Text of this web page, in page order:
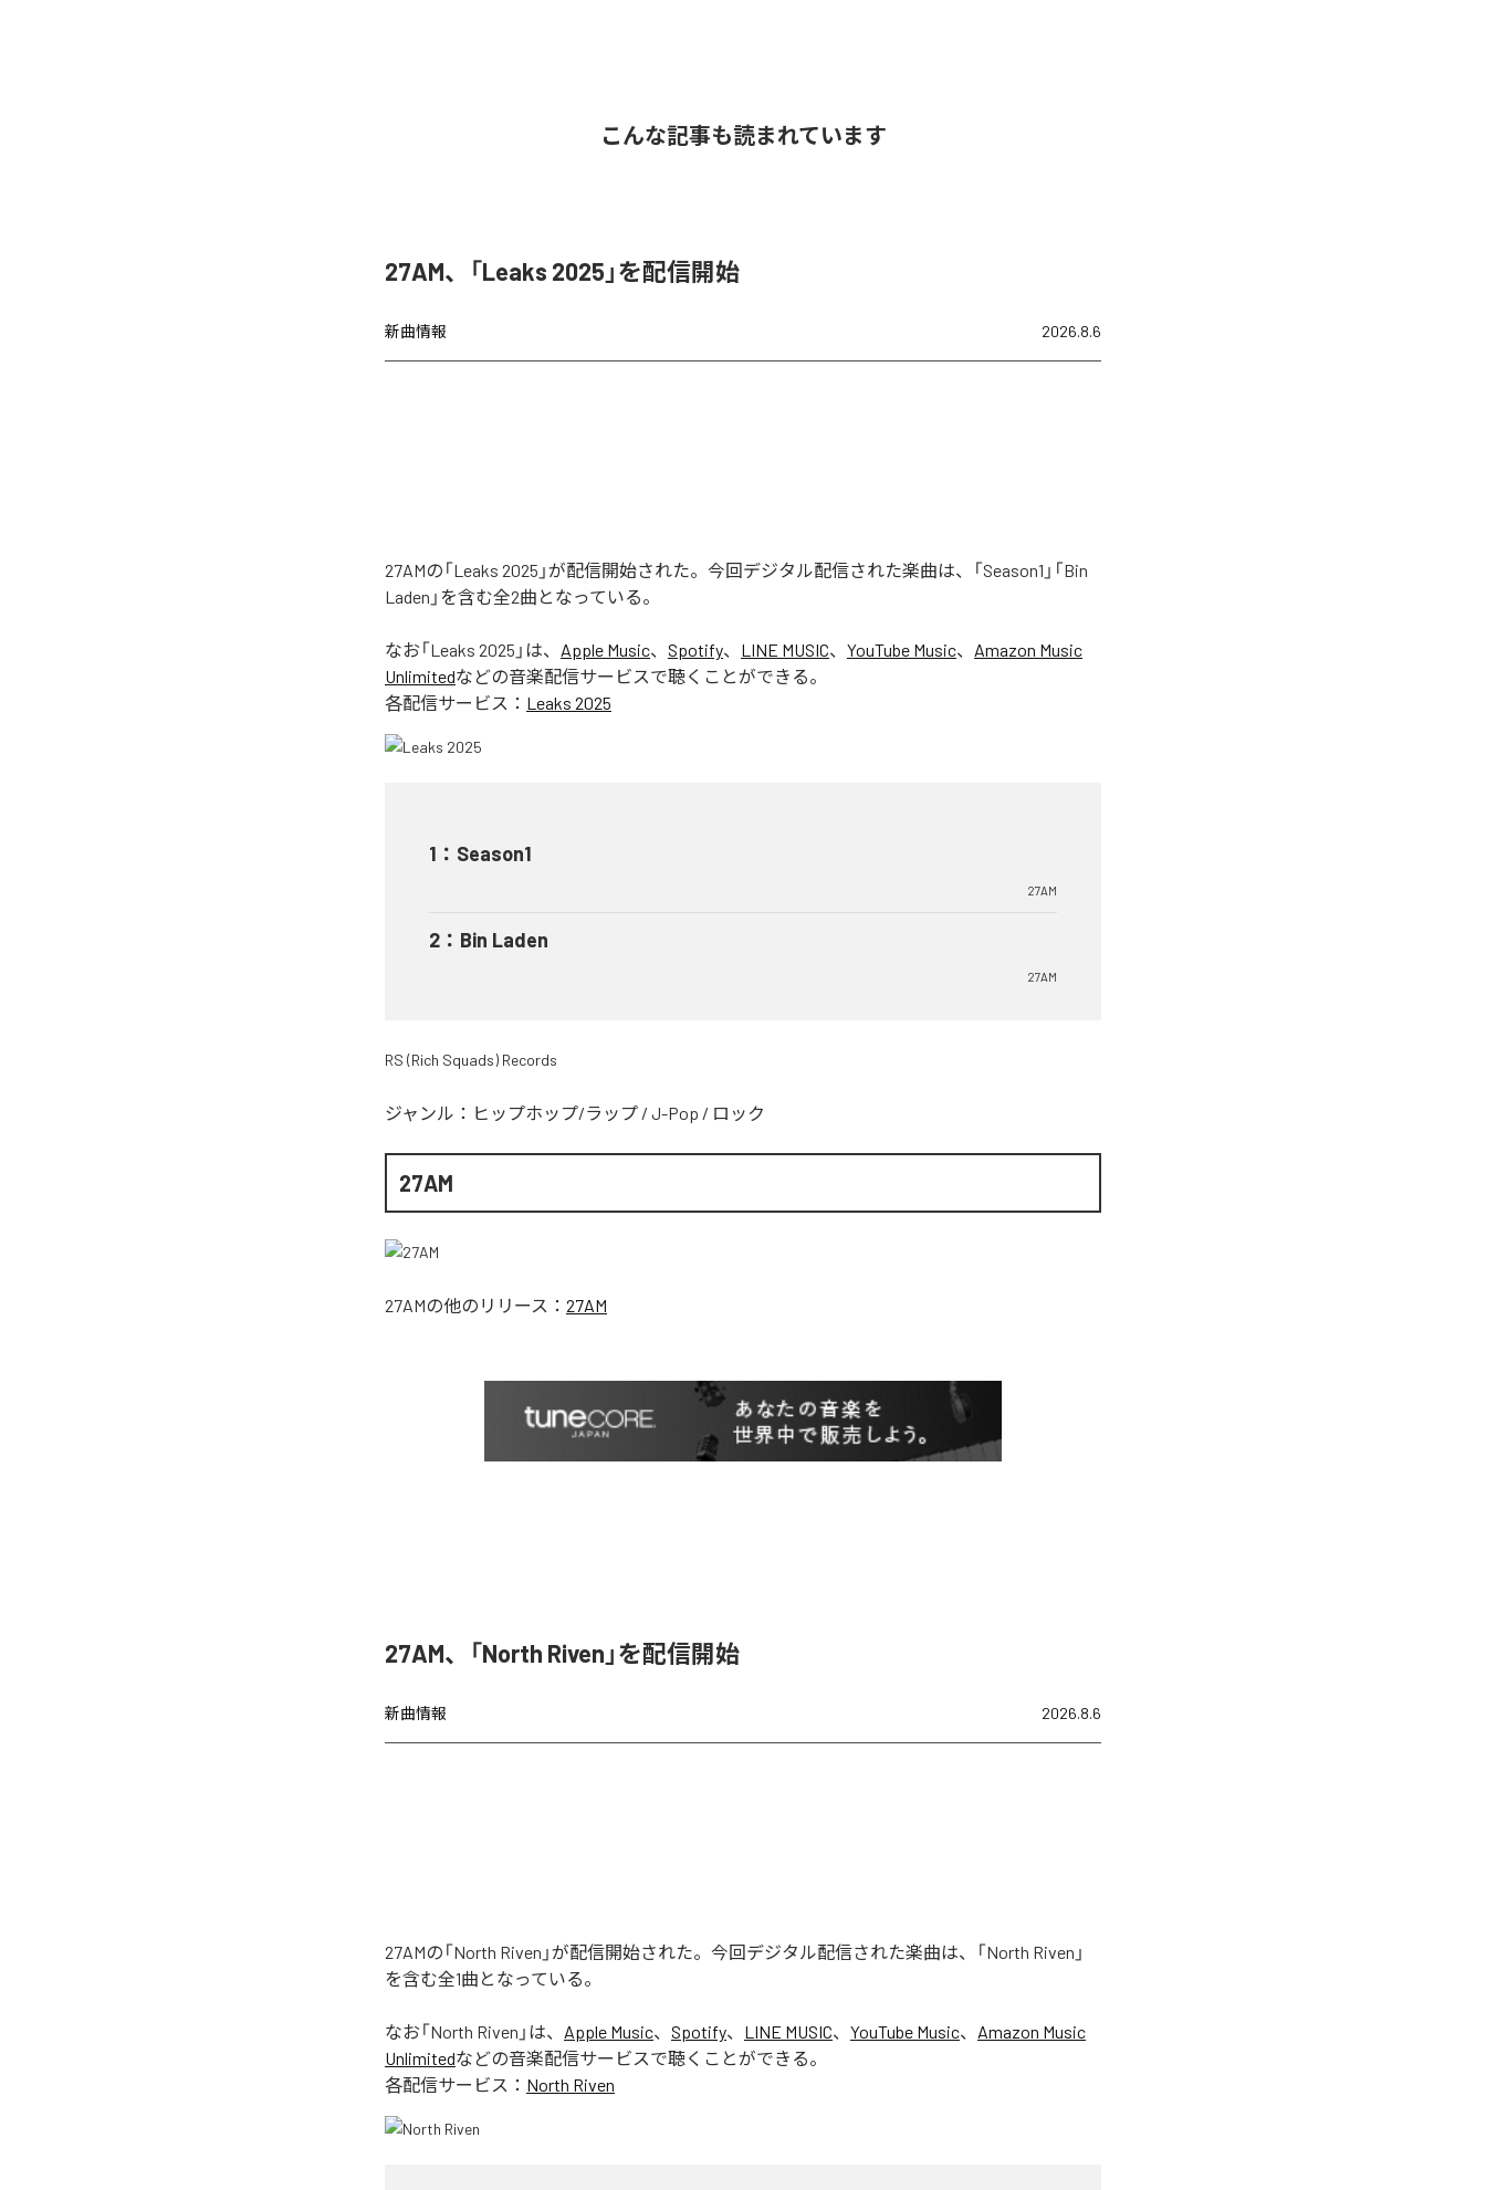
こんな記事も読まれています
27AM、「Leaks 2025」を配信開始
新曲情報 2026.8.6
27AMの「Leaks 2025」が配信開始された。今回デジタル配信された楽曲は、「Season1」「Bin
Laden」を含む全2曲となっている。
なお「Leaks 2025 」は、 Apple Music、 Spotify、 LINE MUSIC、 YouTube Music、 Amazon Music
Unlimitedなどの音楽配信サービスで聴くことができる。
各配信サービス： Leaks 2025
1 ： Season1
27AM
2 ： Bin Laden
27AM
RS (Rich Squads) Records
ジャンル： ヒップホップ/ラップ / J-Pop / ロック
27AM
27AMの他のリリース： 27AM
27AM、「North Riven」を配信開始
新曲情報 2026.8.6
27AMの「North Riven」が配信開始された。今回デジタル配信された楽曲は、「North Riven」
を含む全1曲となっている。
なお「North Riven 」は、 Apple Music、 Spotify、 LINE MUSIC、 YouTube Music、 Amazon Music
Unlimitedなどの音楽配信サービスで聴くことができる。
各配信サービス： North Riven